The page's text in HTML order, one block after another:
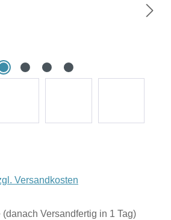
Versandkosten
(danach Versandfertig in 1 Tag)